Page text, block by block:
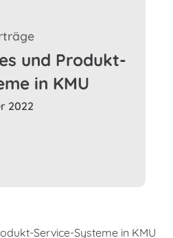
und Produkt-
in KMU
2022
Service-Systeme in KMU